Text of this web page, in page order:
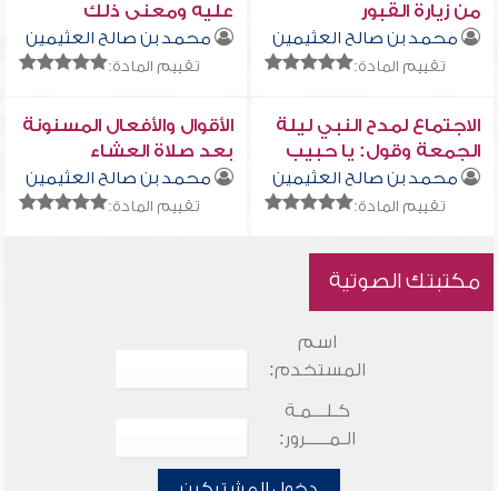
من زيارة القبور
محمد بن صالح العثيمين
تقييم المادة:
عليه ومعنى ذلك
محمد بن صالح العثيمين
تقييم المادة:
الاجتماع لمدح النبي ليلة
الجمعة وقول: يا حبيب
الخلق ما لي سواك
محمد بن صالح العثيمين
تقييم المادة:
الأقوال والأفعال المسنونة
بعد صلاة العشاء
محمد بن صالح العثيمين
تقييم المادة:
مكتبتك الصوتية
اسم
المستخدم:
كـلـــمـة
الـمـــــرور: